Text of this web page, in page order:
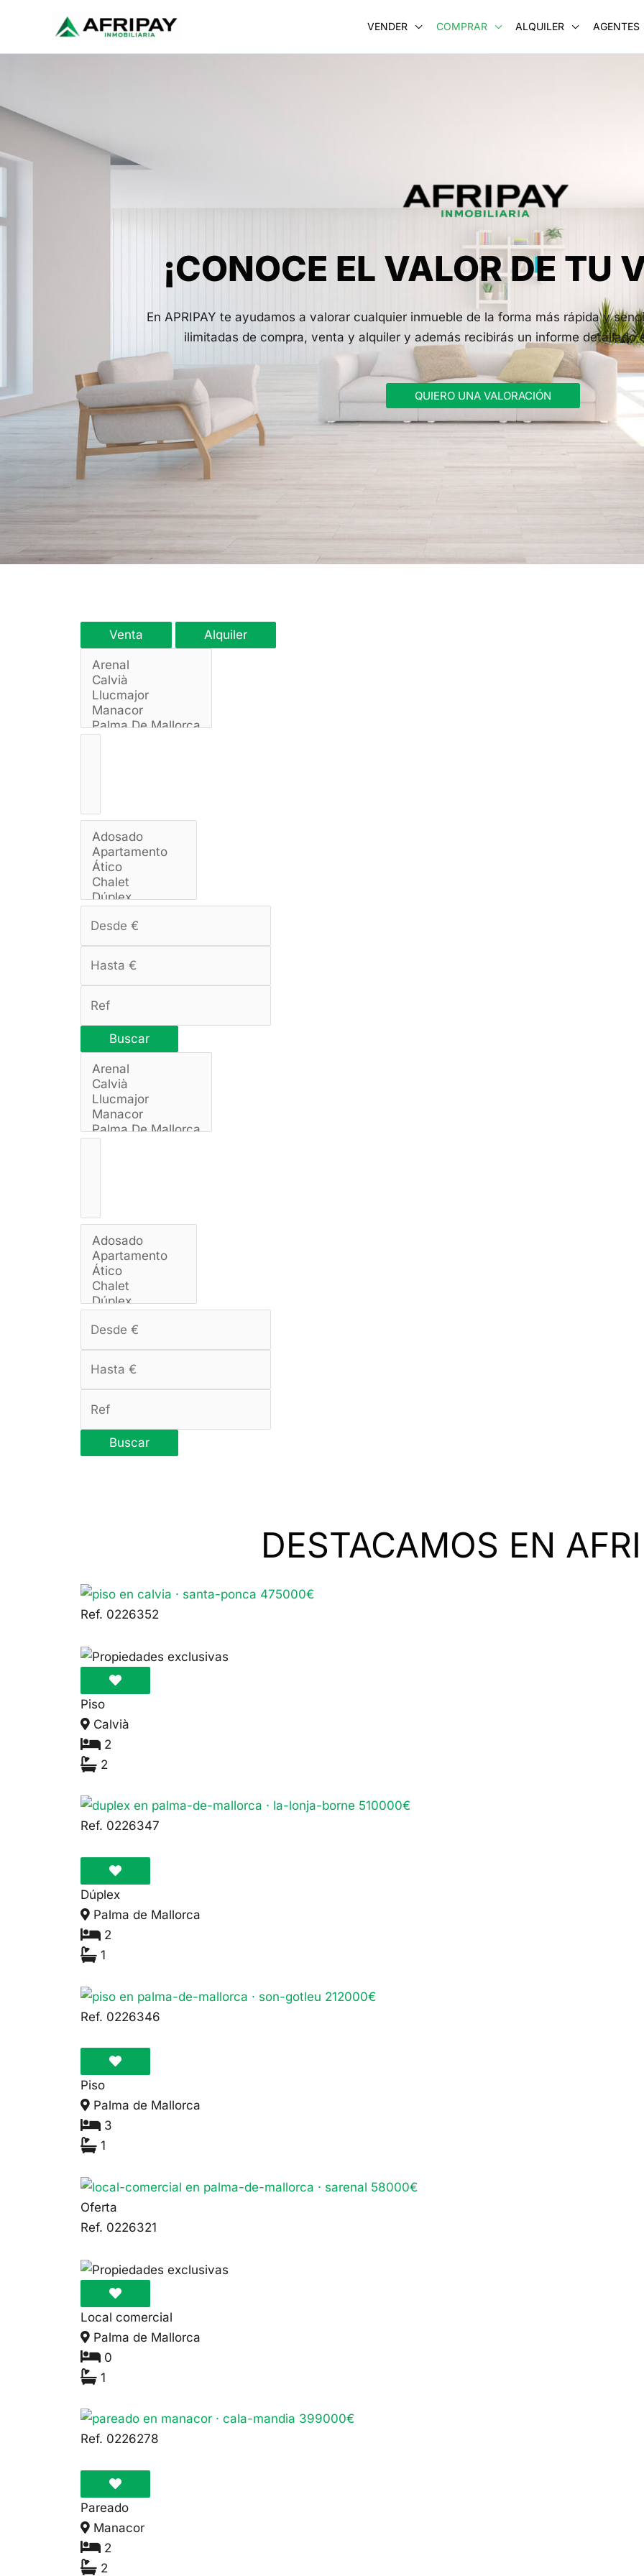
contenido
VENDER COMPRAR ALQUILER AGENTES
¡CONOCE EL VALOR DE TU
En APRIPAY te ayudamos a valorar cualquier inmueble de la forma más rápida y
ilimitadas de compra, venta y alquiler y además recibirás un informe detallado
QUIERO UNA VALORACIÓN
Venta Alquiler
Buscar
Buscar
DESTACAMOS EN
Ref. 0226352
Piso
Calvià
2
2
Ref. 0226347
Dúplex
Palma de Mallorca
2
1
Ref. 0226346
Piso
Palma de Mallorca
3
1
Oferta
Ref. 0226321
Local comercial
Palma de Mallorca
0
1
Ref. 0226278
Pareado
Manacor
2
2